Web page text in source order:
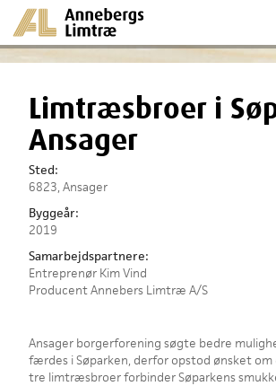
Limtræsbroer i
Ansager
Sted:
6823, Ansager
Byggeår:
2019
Samarbejdspartnere:
Entreprenør Kim Vind
Producent Annebers Limtræ A/S
Ansager borgerforening søgte bedre
færdes i Søparken, derfor opstod ønsket om
tre limtræsbroer forbinder Søparkens